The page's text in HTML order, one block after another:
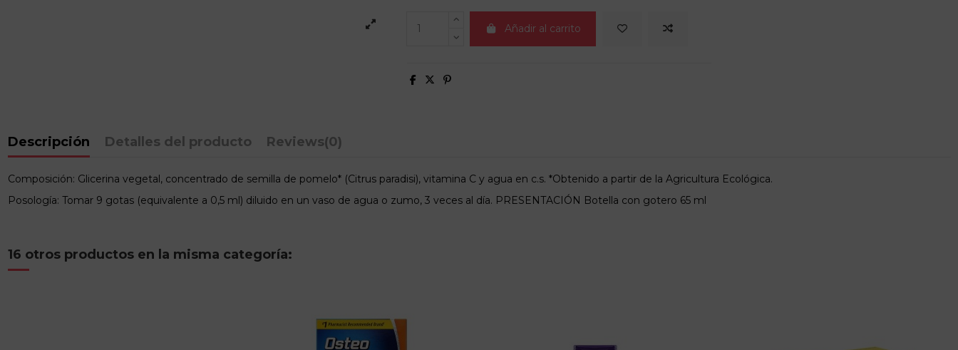
Añadir al carrito
Descripción Detalles del producto Reviews(0)
Composición: Glicerina vegetal, concentrado de semilla de pomelo* (Citrus paradisi), vitamina C y agua en c.s. *Obtenido a partir de la Agricultura Ecológica.
Posología: Tomar 9 gotas (equivalente a 0,5 ml) diluido en un vaso de agua o zumo, 3 veces al día. PRESENTACIÓN Botella con gotero 65 ml
16 otros productos en la misma categoría: